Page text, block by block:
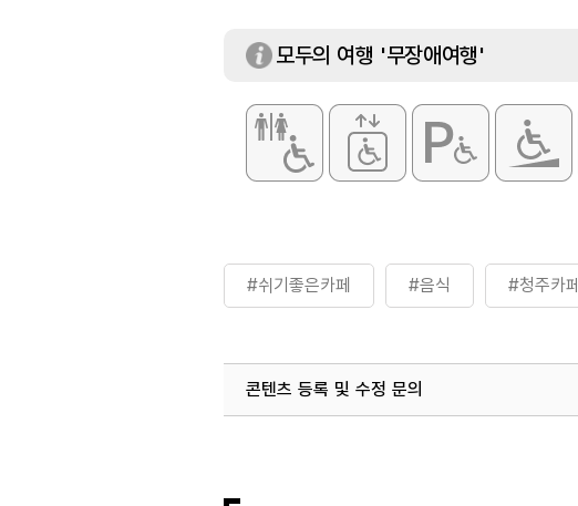
모두의 여행 '무장애여행'
#쉬기좋은카페 #음식 #청주카페
콘텐츠 등록 및 수정 문의